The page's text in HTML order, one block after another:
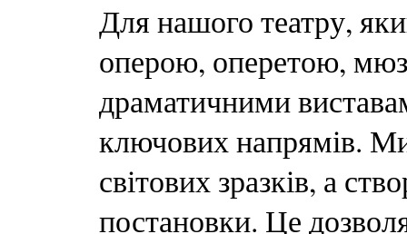
Для нашого театру,
оперою, оперетою,
драматичними
ключових напрямів.
світових зразків, а
постановки. Це